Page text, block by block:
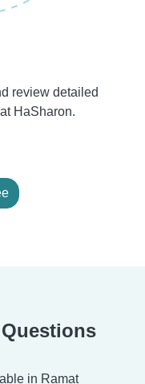
review detailed
HaSharon.
in Ramat